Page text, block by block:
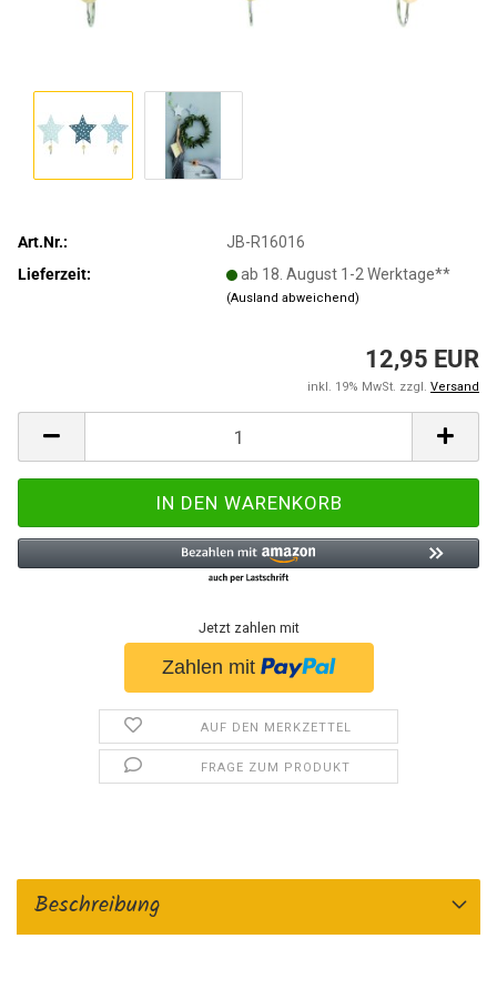
Art.Nr.:
JB-R16016
Lieferzeit:
ab 18. August 1-2 Werktage**
(Ausland abweichend)
12,95 EUR
inkl. 19% MwSt. zzgl. Versand
Jetzt zahlen mit
AUF DEN MERKZETTEL
FRAGE ZUM PRODUKT
Beschreibung